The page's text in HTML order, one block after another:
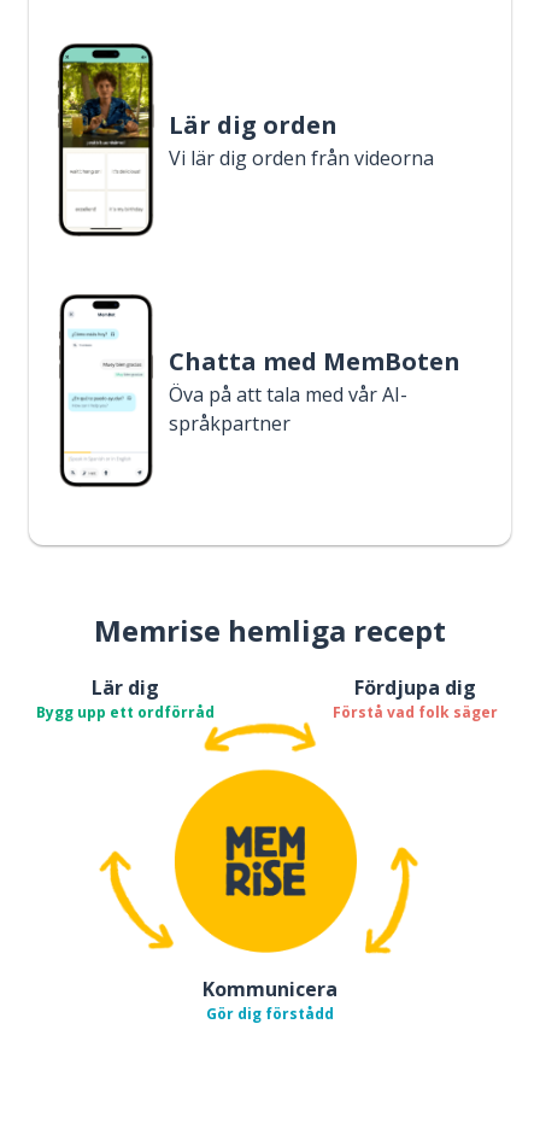
Lär dig orden
Vi lär dig orden från videorna
Chatta med MemBoten
Öva på att tala med vår AI-
språkpartner
Memrise hemliga recept
Lär dig
Bygg upp ett ordförråd
Fördjupa dig
Förstå vad folk säger
Kommunicera
Gör dig förstådd